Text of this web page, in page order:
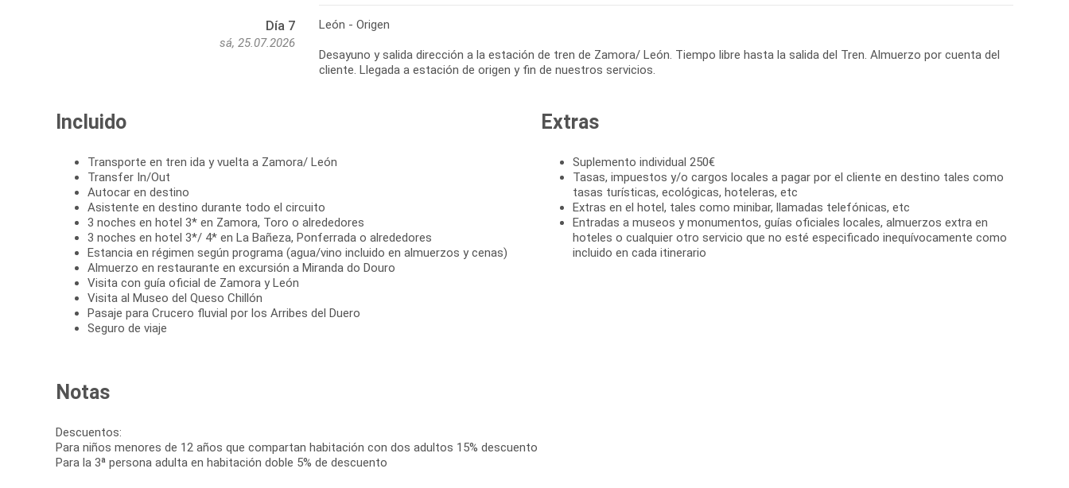
Día 7
sá, 25.07.2026
León - Origen
Desayuno y salida dirección a la estación de tren de Zamora/ León. Tiempo libre hasta la salida del Tren. Almuerzo por cuenta del
cliente. Llegada a estación de origen y fin de nuestros servicios.
Incluido
Transporte en tren ida y vuelta a Zamora/ León
Transfer In/Out
Autocar en destino
Asistente en destino durante todo el circuito
3 noches en hotel 3* en Zamora, Toro o alrededores
3 noches en hotel 3*/ 4* en La Bañeza, Ponferrada o alrededores
Estancia en régimen según programa (agua/vino incluido en almuerzos y cenas)
Almuerzo en restaurante en excursión a Miranda do Douro
Visita con guía oficial de Zamora y León
Visita al Museo del Queso Chillón
Pasaje para Crucero fluvial por los Arribes del Duero
Seguro de viaje
Extras
Suplemento individual 250€
Tasas, impuestos y/o cargos locales a pagar por el cliente en destino tales como
tasas turísticas, ecológicas, hoteleras, etc
Extras en el hotel, tales como minibar, llamadas telefónicas, etc
Entradas a museos y monumentos, guías oficiales locales, almuerzos extra en
hoteles o cualquier otro servicio que no esté especificado inequívocamente como
incluido en cada itinerario
Notas
Descuentos:
Para niños menores de 12 años que compartan habitación con dos adultos 15% descuento
Para la 3ª persona adulta en habitación doble 5% de descuento